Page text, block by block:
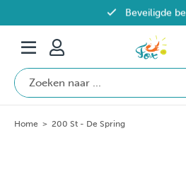
Beveiligde
Gratis verzending
Home > 200 St - De Spring